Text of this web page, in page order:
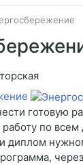
готовую
работу по
диплом